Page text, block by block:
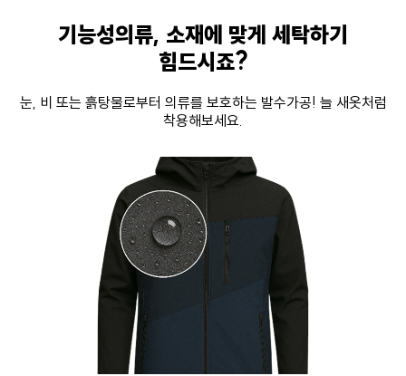
기능성의류, 소재에 맞게 세탁하기
힘드시죠?
눈, 비 또는 흙탕물로부터 의류를 보호하는 발수가공! 늘 새옷처럼
착용해보세요.